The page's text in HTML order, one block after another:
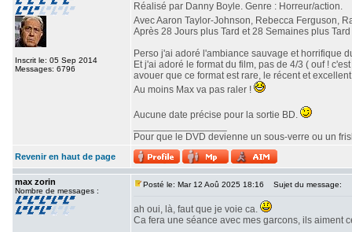
Inscrit le: 05 Sep 2014
Messages: 6796
Réalisé par Danny Boyle. Genre : Horreur/action.
Avec Aaron Taylor-Johnson, Rebecca Ferguson,
Après 28 Jours plus Tard et 28 Semaines plus
Perso j'ai adoré l'ambiance sauvage et horrifique
Et j'ai adoré le format du film, pas de 4/3 ( ouf !
avouer que ce format est rare, le récent et
Au moins Max va pas raler !
Aucune date précise pour la sortie BD.
Pour que le DVD devienne un sous-verre ou un
Revenir en haut de page
max zorin
Nombre de messages :
Posté le: Mar 12 Aoû 2025 18:16 Sujet du message:
ah oui, là, faut que je voie ca.
Ca fera une séance avec mes garcons, ils aiment